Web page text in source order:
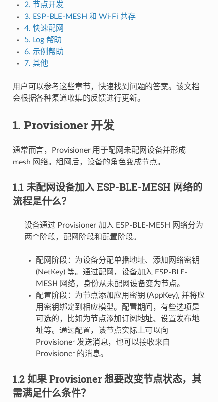
2. 节点开发
3. ESP-BLE-MESH 和 Wi-Fi 共存
4. 快速配网
5. Log 帮助
6. 示例帮助
7. 其他
用户可以参考这些章节，快速找到问题的答案。该文档
会根据各种渠道收集的反馈进行更新。
1. Provisioner 开发
通常而言，Provisioner 用于配网未配网设备并形成
mesh 网络。组网后，设备的角色变成节点。
1.1 未配网设备加入 ESP-BLE-MESH 网络的
流程是什么？
设备通过 Provisioner 加入 ESP-BLE-MESH 网络分为
两个阶段，配网阶段和配置阶段。
配网阶段：为设备分配单播地址、添加网络密钥
(NetKey) 等。通过配网，设备加入 ESP-BLE-
MESH 网络，身份从未配网设备变为节点。
配置阶段：为节点添加应用密钥 (AppKey), 并将应
用密钥绑定到相应模型。配置期间，有些选项是
可选的，比如为节点添加订阅地址、设置发布地
址等。通过配置，该节点实际上可以向
Provisioner 发送消息，也可以接收来自
Provisioner 的消息。
1.2 如果 Provisioner 想要改变节点状态，其
需满足什么条件？